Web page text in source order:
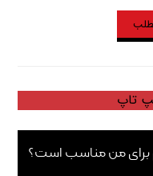
برای من مناسب است؟